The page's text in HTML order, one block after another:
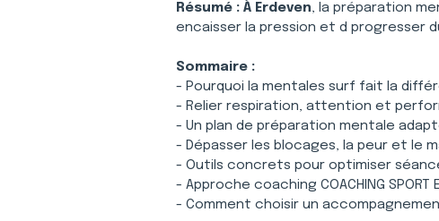
Résumé : À Erdeven, la préparation
encaisser la pression et d progresser
Sommaire :
- Pourquoi la mentales surf fait la
- Relier respiration, attention et
- Un plan de préparation mentale
- Dépasser les blocages, la peur et le
- Outils concrets pour optimiser
- Approche coaching COACHING SPORT
- Comment choisir un